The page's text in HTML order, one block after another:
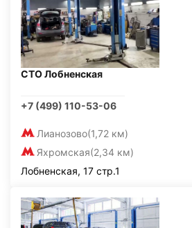
СТО Лобненская
+7 (499) 110-53-06
Лианозово(1,72 км)
Яхромская(2,34 км)
Лобненская, 17 стр.1